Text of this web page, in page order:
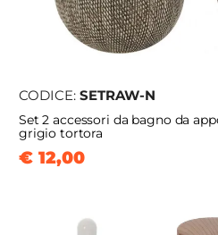
CODICE: SETRAW-N
Set 2 accessori da bagno da
grigio tortora
€ 12,00